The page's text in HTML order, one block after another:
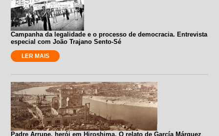
Campanha da legalidade e o processo de democracia. Entrevista
especial com João Trajano Sento-Sé
LER MAIS
Padre Arrupe, herói em Hiroshima. O relato de García Márquez